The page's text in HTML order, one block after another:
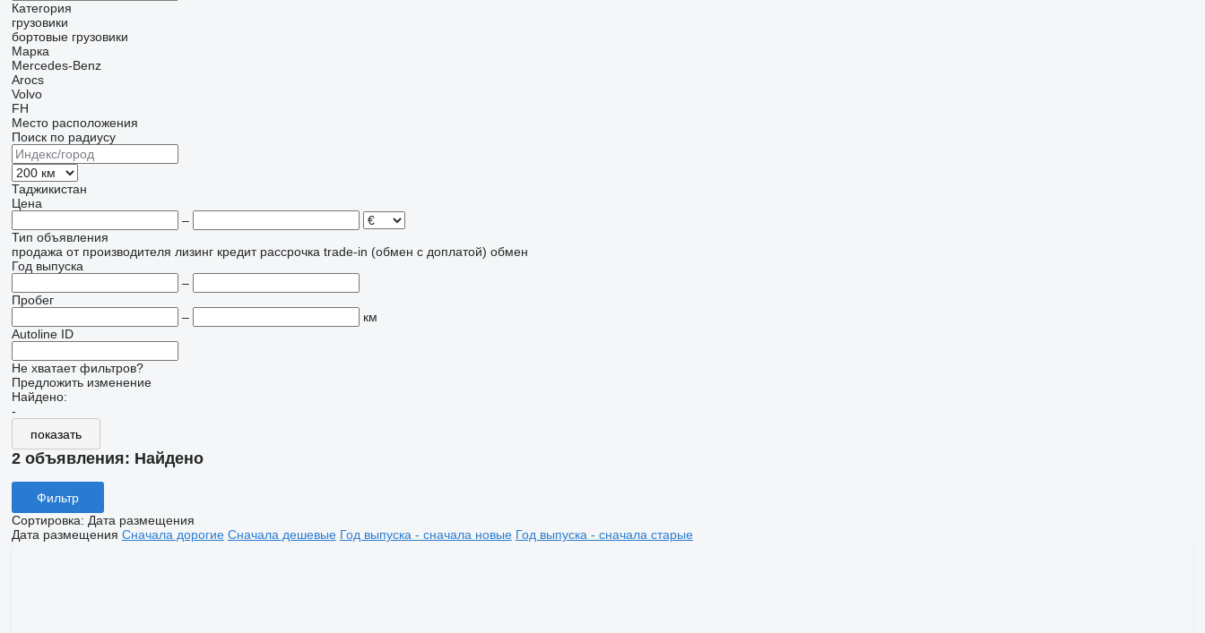
Категория
грузовики
бортовые грузовики
Марка
Mercedes-Benz
Arocs
Volvo
FH
Место расположения
Поиск по радиусу
Таджикистан
Цена
–
Тип объявления
продажа от производителя лизинг кредит рассрочка trade-in (обмен с доплатой) обмен
Год выпуска
–
Пробег
–
км
Autoline ID
Не хватает фильтров?
Предложить изменение
Найдено:
-
показать
2 объявления: Найдено
Фильтр
Сортировка: Дата размещения
Дата размещения Сначала дорогие Сначала дешевые Год выпуска - сначала новые Год выпуска - сначала старые